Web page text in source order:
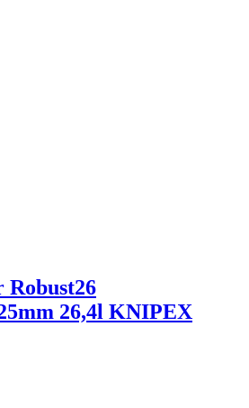
Robust26
26,4l KNIPEX